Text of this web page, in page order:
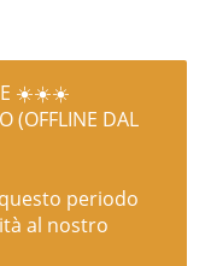
☀️☀️☀️
(OFFLINE DAL
periodo
al nostro